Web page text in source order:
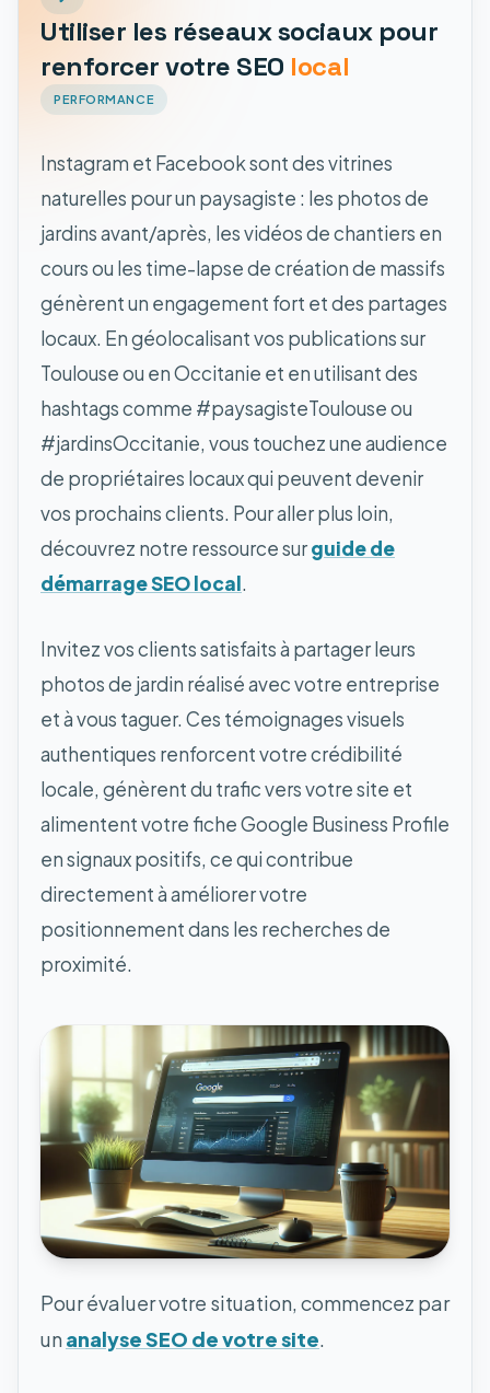
Utiliser les réseaux sociaux pour
renforcer votre SEO local
PERFORMANCE
Instagram et Facebook sont des vitrines
naturelles pour un paysagiste : les photos de
jardins avant/après, les vidéos de chantiers en
cours ou les time-lapse de création de massifs
génèrent un engagement fort et des partages
locaux. En géolocalisant vos publications sur
Toulouse ou en Occitanie et en utilisant des
hashtags comme #paysagisteToulouse ou
#jardinsOccitanie, vous touchez une audience
de propriétaires locaux qui peuvent devenir
vos prochains clients. Pour aller plus loin,
découvrez notre ressource surguide de
démarrage SEO local.
Invitez vos clients satisfaits à partager leurs
photos de jardin réalisé avec votre entreprise
et à vous taguer. Ces témoignages visuels
authentiques renforcent votre crédibilité
locale, génèrent du trafic vers votre site et
alimentent votre fiche Google Business Profile
en signaux positifs, ce qui contribue
directement à améliorer votre
positionnement dans les recherches de
proximité.
Pour évaluer votre situation, commencez par
unanalyse SEO de votre site.